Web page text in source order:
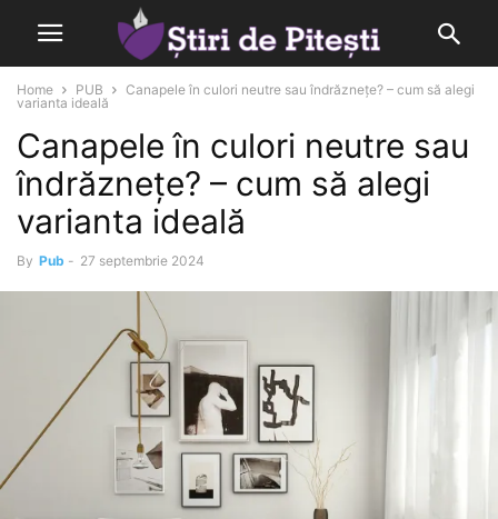
Home PUB
Canapele în culori neutre sau îndrăznețe? – cum să alegi
varianta ideală
Canapele în culori neutre sau
îndrăznețe? – cum să alegi
varianta ideală
By Pub - 27 septembrie 2024